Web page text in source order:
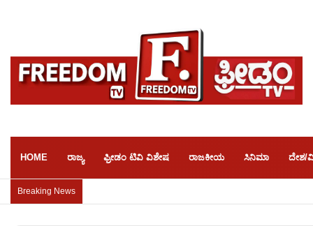
HOME ರಾಜ್ಯ ಫ್ರೀಡಂ ಟಿವಿ ವಿಶೇಷ ರಾಜಕೀಯ ಸಿನಿಮಾ ದೇಶ/
Breaking News